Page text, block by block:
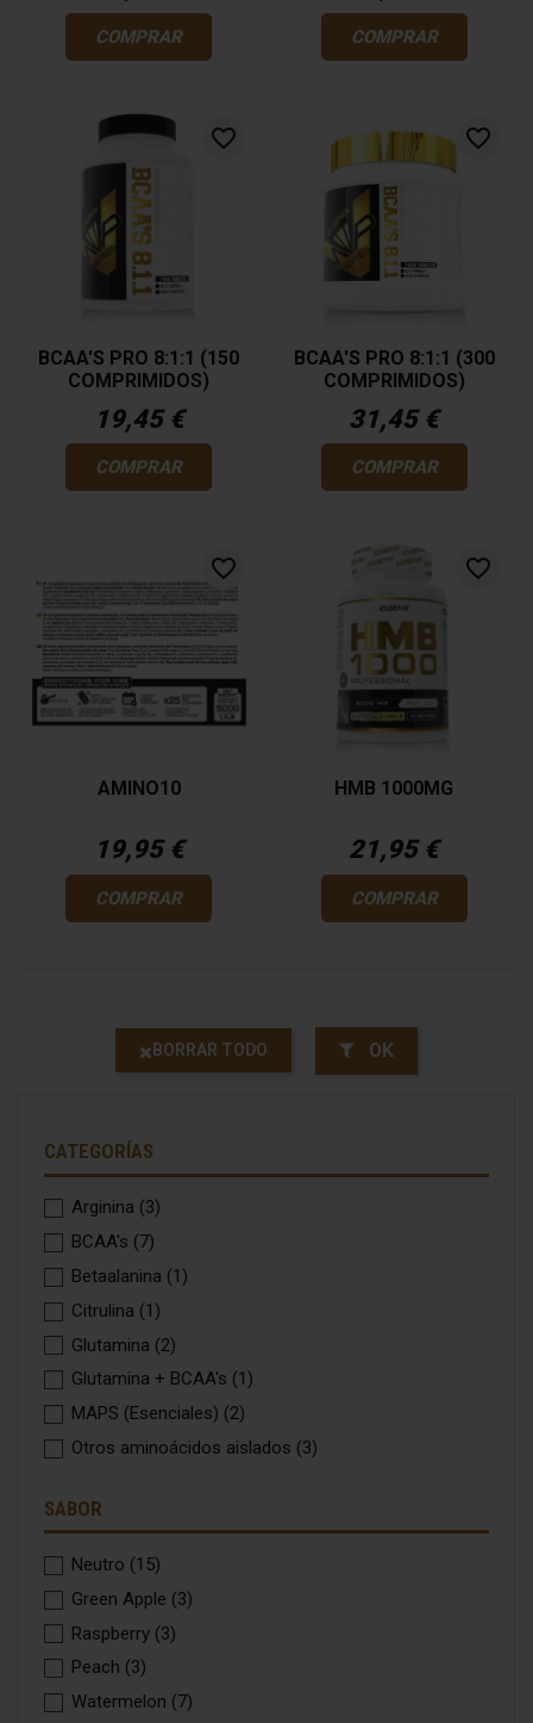
COMPRAR COMPRAR
favorite_border
BCAA'S PRO 8:1:1 (150
COMPRIMIDOS)
19,45 €
COMPRAR
favorite_border
BCAA'S PRO 8:1:1 (300
COMPRIMIDOS)
31,45 €
COMPRAR
favorite_border
AMINO10
19,95 €
COMPRAR
favorite_border
HMB 1000MG
21,95 €
COMPRAR
BORRAR TODO OK
CATEGORÍAS
Arginina (3)
BCAA's (7)
Betaalanina (1)
Citrulina (1)
Glutamina (2)
Glutamina + BCAA's (1)
MAPS (Esenciales) (2)
Otros aminoácidos aislados (3)
SABOR
Neutro (15)
Green Apple (3)
Raspberry (3)
Peach (3)
Watermelon (7)